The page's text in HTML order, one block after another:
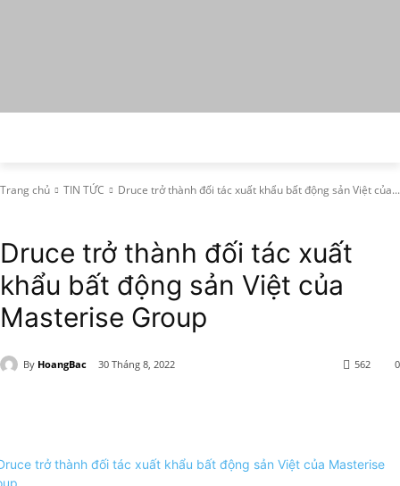
Trang chủ TIN TỨC Druce trở thành đối tác xuất khẩu bất động sản Việt của...
Druce trở thành đối tác xuất
khẩu bất động sản Việt của
Masterise Group
By HoangBac 30 Tháng 8, 2022 0
562